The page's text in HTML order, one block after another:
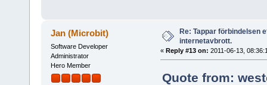
Jan (Microbit)
Software Developer
Administrator
Hero Member
Re: Tappar förbindelsen
internetavbrott.
« Reply #13 on: 2011-06-13,
Quote from: